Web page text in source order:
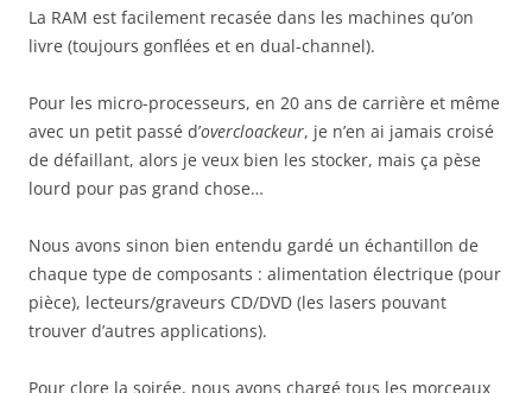
La RAM est facilement recasée dans les machines qu’on
livre (toujours gonflées et en dual-channel).
Pour les micro-processeurs, en 20 ans de carrière et même
avec un petit passé d’overcloackeur, je n’en ai jamais croisé
de défaillant, alors je veux bien les stocker, mais ça pèse
lourd pour pas grand chose…
Nous avons sinon bien entendu gardé un échantillon de
chaque type de composants : alimentation électrique (pour
pièce), lecteurs/graveurs CD/DVD (les lasers pouvant
trouver d’autres applications).
Pour clore la soirée, nous avons chargé tous les morceaux